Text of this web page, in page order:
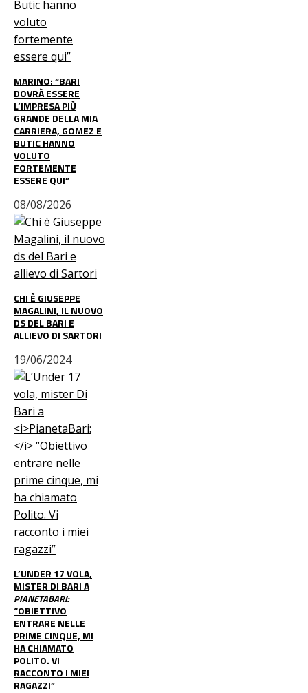
MARINO: “BARI
DOVRÀ ESSERE
L’IMPRESA PIÙ
GRANDE DELLA MIA
CARRIERA, GOMEZ E
BUTIC HANNO
VOLUTO
FORTEMENTE
ESSERE QUI”
08/08/2026
CHI È GIUSEPPE
MAGALINI, IL NUOVO
DS DEL BARI E
ALLIEVO DI SARTORI
19/06/2024
L’UNDER 17 VOLA,
MISTER DI BARI A
PIANETABARI:
“OBIETTIVO
ENTRARE NELLE
PRIME CINQUE, MI
HA CHIAMATO
POLITO. VI
RACCONTO I MIEI
RAGAZZI”